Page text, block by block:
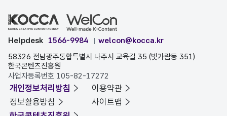
Helpdesk 1566-9984
welcon@kocca.kr
58326 전남광주통합특별시 나주시 교육길 35 (빛가람동 351)
한국콘텐츠진흥원
사업자등록번호 105-82-17272
개인정보처리방침
이용약관
정보활용방침
사이트맵